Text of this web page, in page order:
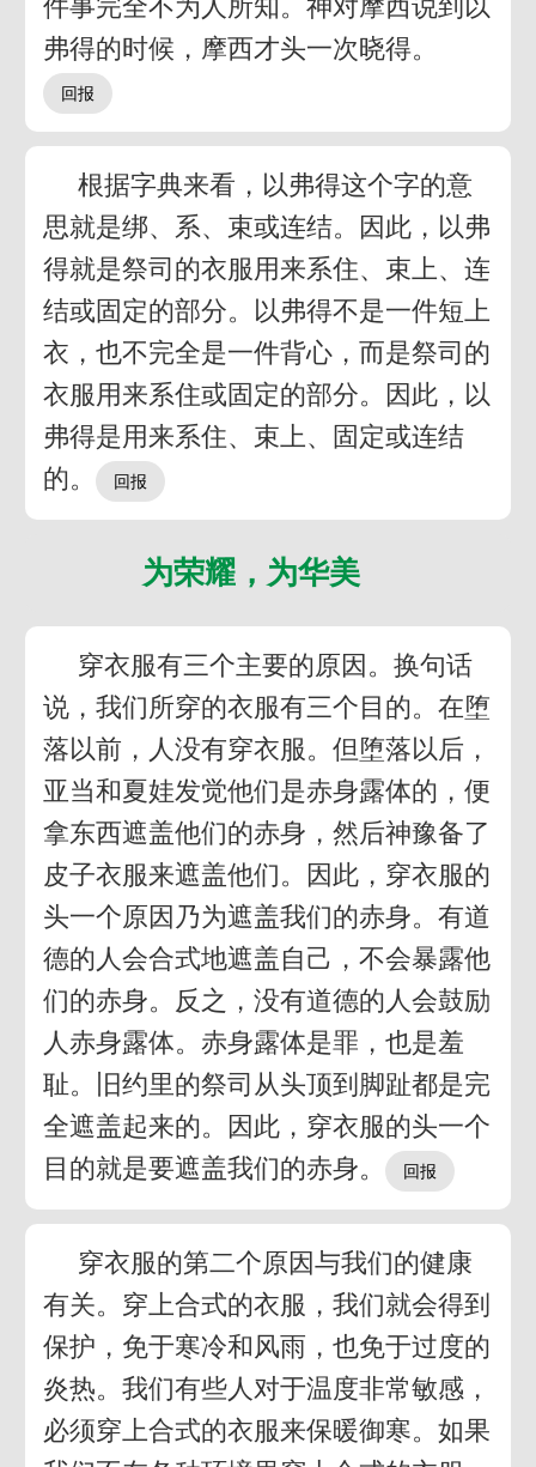
件事完全不为人所知。神对摩西说到以
弗得的时候，摩西才头一次晓得。
根据字典来看，以弗得这个字的意
思就是绑、系、束或连结。因此，以弗
得就是祭司的衣服用来系住、束上、连
结或固定的部分。以弗得不是一件短上
衣，也不完全是一件背心，而是祭司的
衣服用来系住或固定的部分。因此，以
弗得是用来系住、束上、固定或连结
的。
为荣耀，为华美
穿衣服有三个主要的原因。换句话
说，我们所穿的衣服有三个目的。在堕
落以前，人没有穿衣服。但堕落以后，
亚当和夏娃发觉他们是赤身露体的，便
拿东西遮盖他们的赤身，然后神豫备了
皮子衣服来遮盖他们。因此，穿衣服的
头一个原因乃为遮盖我们的赤身。有道
德的人会合式地遮盖自己，不会暴露他
们的赤身。反之，没有道德的人会鼓励
人赤身露体。赤身露体是罪，也是羞
耻。旧约里的祭司从头顶到脚趾都是完
全遮盖起来的。因此，穿衣服的头一个
目的就是要遮盖我们的赤身。
穿衣服的第二个原因与我们的健康
有关。穿上合式的衣服，我们就会得到
保护，免于寒冷和风雨，也免于过度的
炎热。我们有些人对于温度非常敏感，
必须穿上合式的衣服来保暖御寒。如果